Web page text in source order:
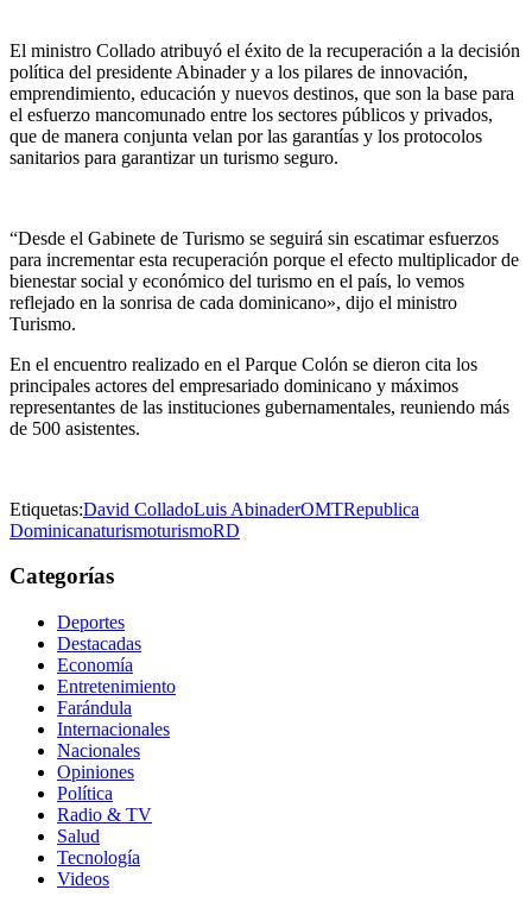
El ministro Collado atribuyó el éxito de la recuperación a la decisión
política del presidente Abinader y a los pilares de innovación,
emprendimiento, educación y nuevos destinos, que son la base para
el esfuerzo mancomunado entre los sectores públicos y privados,
que de manera conjunta velan por las garantías y los protocolos
sanitarios para garantizar un turismo seguro.
“Desde el Gabinete de Turismo se seguirá sin escatimar esfuerzos
para incrementar esta recuperación porque el efecto multiplicador de
bienestar social y económico del turismo en el país, lo vemos
reflejado en la sonrisa de cada dominicano», dijo el ministro
Turismo.
En el encuentro realizado en el Parque Colón se dieron cita los
principales actores del empresariado dominicano y máximos
representantes de las instituciones gubernamentales, reuniendo más
de 500 asistentes.
Etiquetas:David ColladoLuis AbinaderOMTRepublica
DominicanaturismoturismoRD
Categorías
Deportes
Destacadas
Economía
Entretenimiento
Farándula
Internacionales
Nacionales
Opiniones
Política
Radio & TV
Salud
Tecnología
Videos